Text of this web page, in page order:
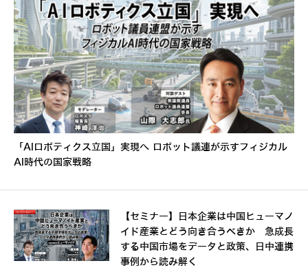
「AIロボティクス立国」実現へ ロボット議連が示すフィジカル
AI時代の国家戦略
【セミナー】日本企業は中国ヒューマノ
イド産業とどう向き合うべきか 急成長
する中国市場をデータと政策、日中連携
事例から読み解く